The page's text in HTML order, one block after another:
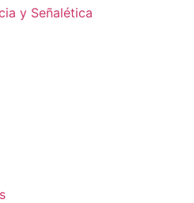
y Señalética